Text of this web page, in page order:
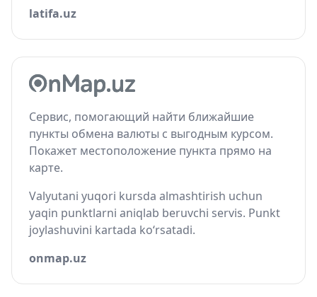
latifa.uz
Сервис, помогающий найти ближайшие
пункты обмена валюты с выгодным курсом.
Покажет местоположение пункта прямо на
карте.
Valyutani yuqori kursda almashtirish uchun
yaqin punktlarni aniqlab beruvchi servis. Punkt
joylashuvini kartada ko‘rsatadi.
onmap.uz